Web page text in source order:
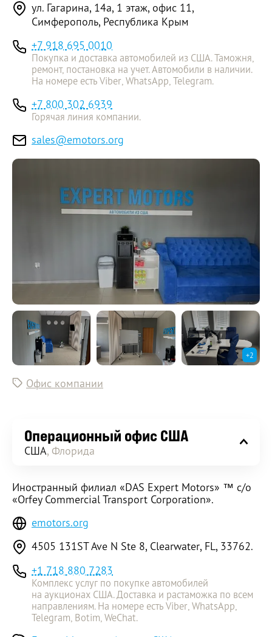
​ул. Гагарина, 14а, 1 этаж, офис 11,
Симферополь, Республика Крым
+7 918 695 0010
Покупка и доставка автомобилей из США. Таможня,
ремонт, постановка на учет. Автомобили в наличии.
На номере есть Viber, WhatsApp, Telegram.
+7 800 302 6939
Горячая линия компании.
sales@emotors.org
+2
Офис компании
Операционный офис США
США, Флорида
Иностранный филиал «DAS Expert Motors» ™ c/o
«Orfey Commercial Transport Corporation».
emotors.org
4505 131ST Ave N Ste 8, Clearwater, FL, 33762.
+1 718 880 7283
Комплекс услуг по покупке автомобилей
на аукционах США. Доставка и растаможка по всем
направлениям. На номере есть Viber, WhatsApp,
Telegram, Botim, WeChat.